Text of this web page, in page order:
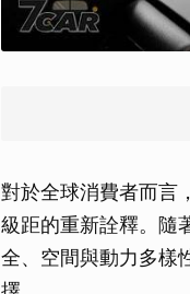
對於全球消費者而言
級距的重新詮釋。隨
全、空間與動力多樣